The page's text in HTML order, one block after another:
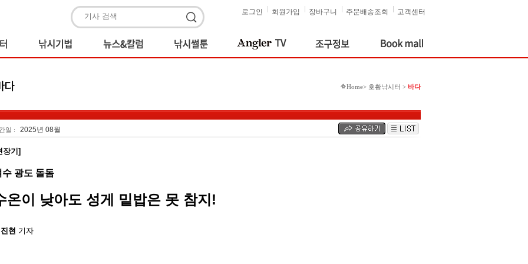
고객센터
주문배송조회
장바구니
회원가입
로그인
Home> 호황낚시터 > 바다
일 : 2025년 08월